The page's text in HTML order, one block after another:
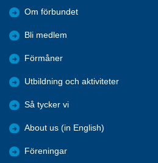
Om förbundet
Bli medlem
Förmåner
Utbildning och aktiviteter
Så tycker vi
About us (in English)
Föreningar